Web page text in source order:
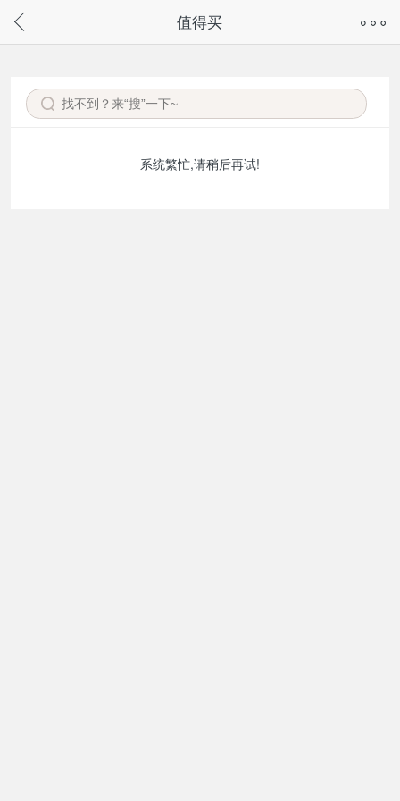
请通过微信或支付宝搜“奇兔客小程序”访问
值得买
系统繁忙,请稍后再试!